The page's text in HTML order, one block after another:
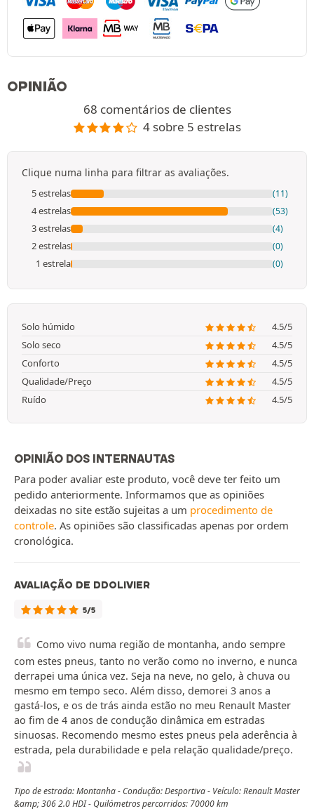
OPINIÃO
68 comentários de clientes
4 sobre 5 estrelas
Clique numa linha para filtrar as avaliações.
5 estrelas (11)
4 estrelas (53)
3 estrelas (4)
2 estrelas (0)
1 estrela (0)
Solo húmido
4.5/5
Solo seco
4.5/5
Conforto
4.5/5
Qualidade/Preço
4.5/5
Ruído
4.5/5
OPINIÃO DOS INTERNAUTAS
Para poder avaliar este produto, você deve ter feito um
pedido anteriormente. Informamos que as opiniões
deixadas no site estão sujeitas a um procedimento de
controle. As opiniões são classificadas apenas por ordem
cronológica.
AVALIAÇÃO DE DDOLIVIER
5/5
Como vivo numa região de montanha, ando sempre
com estes pneus, tanto no verão como no inverno, e nunca
derrapei uma única vez. Seja na neve, no gelo, à chuva ou
mesmo em tempo seco. Além disso, demorei 3 anos a
gastá-los, e os de trás ainda estão no meu Renault Master
ao fim de 4 anos de condução dinâmica em estradas
sinuosas. Recomendo mesmo estes pneus pela aderência à
estrada, pela durabilidade e pela relação qualidade/preço.
Tipo de estrada: Montanha - Condução: Desportiva - Veículo: Renault Master
&amp; 306 2.0 HDI - Quilómetros percorridos: 70000 km